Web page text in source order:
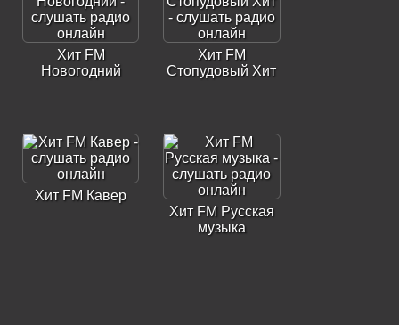
Хит FM
Новогодний
Хит FM
Стопудовый Хит
Хит FM Кавер
Хит FM Русская
музыка